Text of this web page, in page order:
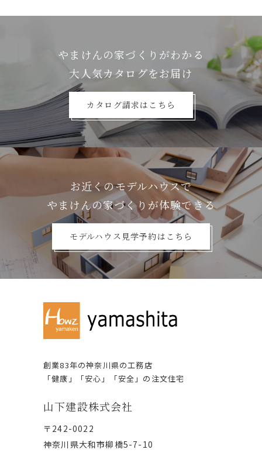
やまけんの家づくりがわかる
⼤⼈気カタログをお届け
カタログ請求はこちら
お近くのモデルハウスで
やまけんの家づくりが体験できる
モデルハウス見学予約はこちら
創業83年の神奈川県の⼯務店
「健康」「安⼼」「安全」の注⽂住宅
⼭下建設株式会社
〒242-0022
神奈川県⼤和市柳橋5-7-10